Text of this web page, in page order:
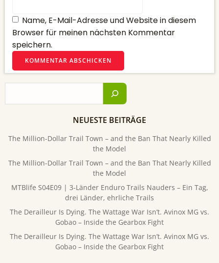
Name, E-Mail-Adresse und Website in diesem
Browser für meinen nächsten Kommentar
speichern.
Suchen
NEUESTE BEITRÄGE
The Million-Dollar Trail Town – and the Ban That Nearly Killed
the Model
The Million-Dollar Trail Town – and the Ban That Nearly Killed
the Model
MTBlife S04E09 | 3-Länder Enduro Trails Nauders – Ein Tag,
drei Länder, ehrliche Trails
The Derailleur Is Dying. The Wattage War Isn’t. Avinox MG vs.
Gobao – Inside the Gearbox Fight
The Derailleur Is Dying. The Wattage War Isn’t. Avinox MG vs.
Gobao – Inside the Gearbox Fight